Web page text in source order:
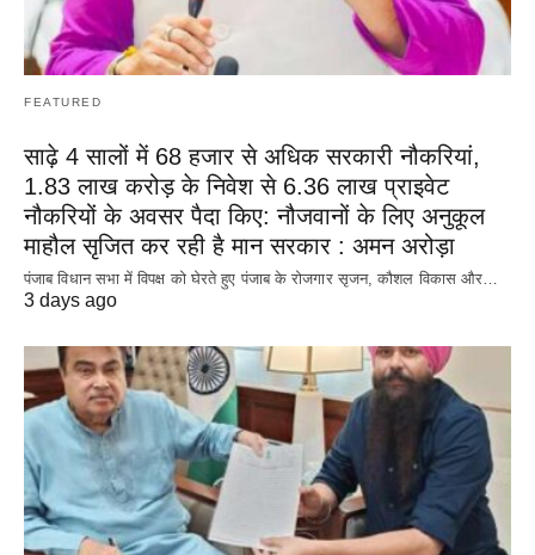
FEATURED
साढ़े 4 सालों में 68 हजार से अधिक सरकारी नौकरियां,
1.83 लाख करोड़ के निवेश से 6.36 लाख प्राइवेट
नौकरियों के अवसर पैदा किए: नौजवानों के लिए अनुकूल
माहौल सृजित कर रही है मान सरकार : अमन अरोड़ा
पंजाब विधान सभा में विपक्ष को घेरते हुए पंजाब के रोजगार सृजन, कौशल विकास और…
3 days ago